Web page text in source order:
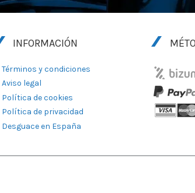
INFORMACIÓN
Términos y condiciones
Aviso legal
Política de cookies
Política de privacidad
Desguace en España